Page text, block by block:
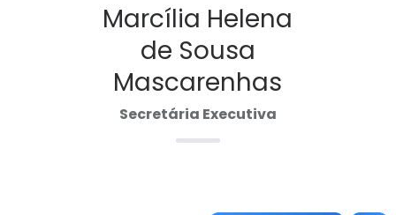
Marcília Helena
de Sousa
Mascarenhas
Secretária Executiva